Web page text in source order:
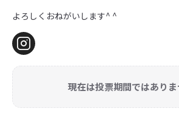
よろしくおねがいします^ ^
現在は投票期間ではありま